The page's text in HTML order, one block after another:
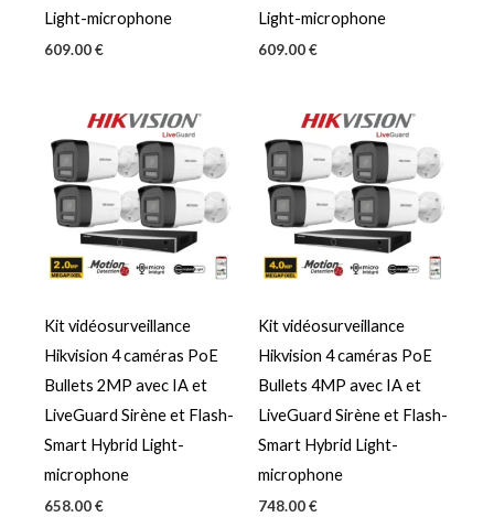
Light-microphone
609.00€
Light-microphone
609.00€
Kit vidéosurveillance
Hikvision 4 caméras PoE
Bullets 2MP avec IA et
LiveGuard Sirène et Flash-
Smart Hybrid Light-
microphone
658.00€
Kit vidéosurveillance
Hikvision 4 caméras PoE
Bullets 4MP avec IA et
LiveGuard Sirène et Flash-
Smart Hybrid Light-
microphone
748.00€